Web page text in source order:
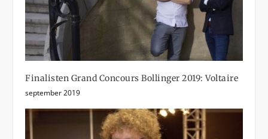
Finalisten Grand Concours Bollinger 2019: Voltaire
september 2019